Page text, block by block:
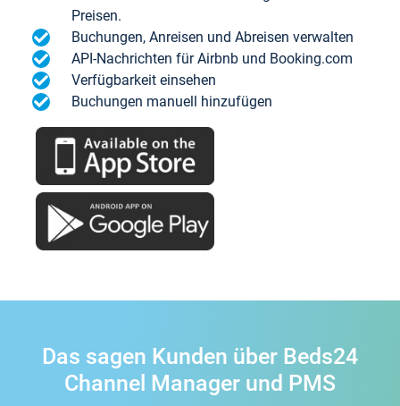
Preisen.
Buchungen, Anreisen und Abreisen verwalten
API-Nachrichten für Airbnb und Booking.com
Verfügbarkeit einsehen
Buchungen manuell hinzufügen
Das sagen Kunden über Beds24
Channel Manager und PMS